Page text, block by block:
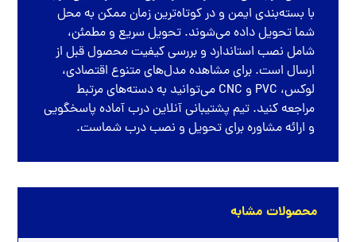
با بسته‌بندی ایمن و در کوتاه‌ترین زمان ممکن به محل
شما تحویل داده می‌شوند. تحویل سریع و مطمئن،
شامل نصب استاندارد و بررسی کیفیت محصول قبل از
ارسال است. برای مشاهده مدل‌های متنوع اقتصادی،
لوکس، PVC و CNC می‌توانید به دسته‌های مرتبط
مراجعه کنید. تیم پشتیبانی آنلاین درب آماده پاسخگویی
و ارائه مشاوره برای تحویل و نصب درب شماست.
محصولات مشابه